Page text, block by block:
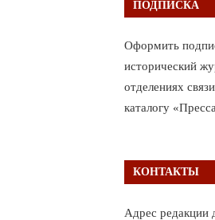
ПОДПИСКА
Оформить
исторический
отделениях
каталогу
КОНТАКТЫ
Адрес редакции